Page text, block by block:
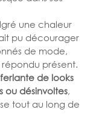
une chaleur
pu décourager
de mode,
présent.
de looks
ou désinvoltes,
tout au long de